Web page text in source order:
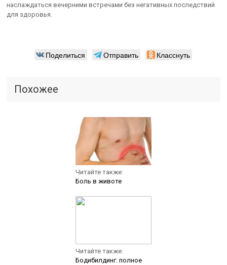
наслаждаться вечерними встречами без негативных последствий
для здоровья.
Поделиться Отправить Класснуть
Похожее
Читайте также:
Боль в животе
Читайте также:
Бодибилдинг: полное